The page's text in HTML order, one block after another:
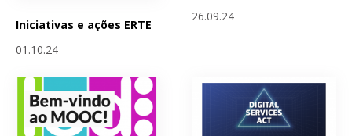
Iniciativas e ações ERTE
01.10.24
26.09.24